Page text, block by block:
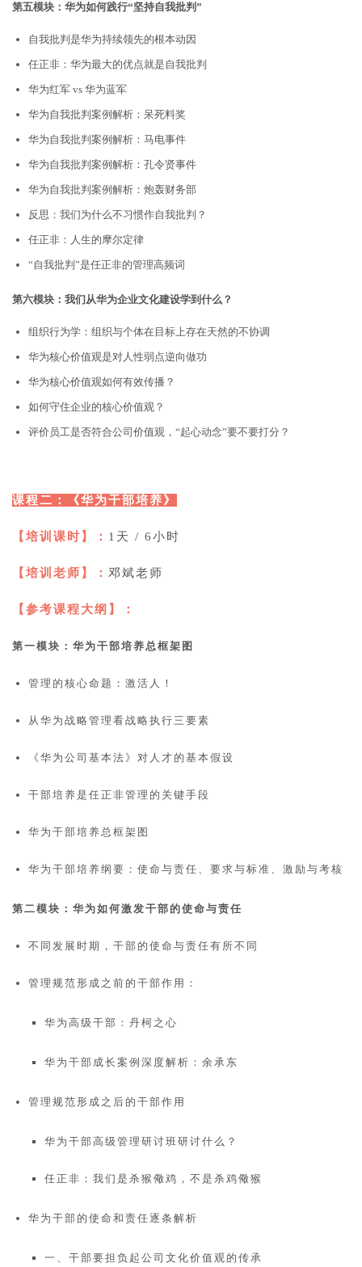
第五模块：华为如何践行“坚持自我批判”
自我批判是华为持续领先的根本动因
任正非：华为最大的优点就是自我批判
华为红军 vs 华为蓝军
华为自我批判案例解析：呆死料奖
华为自我批判案例解析：马电事件
华为自我批判案例解析：孔令贤事件
华为自我批判案例解析：炮轰财务部
反思：我们为什么不习惯作自我批判？
任正非：人生的摩尔定律
“自我批判”是任正非的管理高频词
第六模块：我们从华为企业文化建设学到什么？
组织行为学：组织与个体在目标上存在天然的不协调
华为核心价值观是对人性弱点逆向做功
华为核心价值观如何有效传播？
如何守住企业的核心价值观？
评价员工是否符合公司价值观，“起心动念”要不要打分？
课程二：《华为干部培养》
【培训课时】： 1天 / 6小时
【培训老师】： 邓斌老师
【参考课程大纲】：
第一模块：华为干部培养总框架图
管理的核心命题：激活人！
从华为战略管理看战略执行三要素
《华为公司基本法》对人才的基本假设
干部培养是任正非管理的关键手段
华为干部培养总框架图
华为干部培养纲要：使命与责任、要求与标准、激励与考核
第二模块：华为如何激发干部的使命与责任
不同发展时期，干部的使命与责任有所不同
管理规范形成之前的干部作用：
华为高级干部：丹柯之心
华为干部成长案例深度解析：余承东
管理规范形成之后的干部作用
华为干部高级管理研讨班研讨什么？
任正非：我们是杀猴儆鸡，不是杀鸡儆猴
华为干部的使命和责任逐条解析
一、干部要担负起公司文化价值观的传承